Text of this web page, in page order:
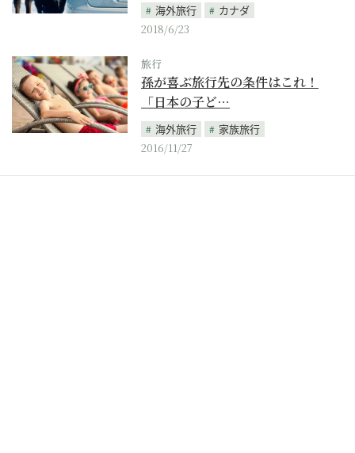
海外旅行
カナダ
2018/6/23
旅行
孫が喜ぶ旅行先の条件はこれ！
「日本の子ど…
海外旅行
家族旅行
2016/11/27